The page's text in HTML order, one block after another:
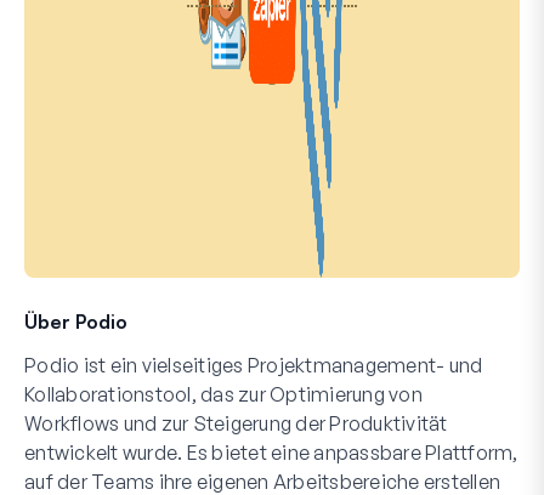
Über Podio
Podio ist ein vielseitiges Projektmanagement- und
Kollaborationstool, das zur Optimierung von
Workflows und zur Steigerung der Produktivität
entwickelt wurde. Es bietet eine anpassbare Plattform,
auf der Teams ihre eigenen Arbeitsbereiche erstellen